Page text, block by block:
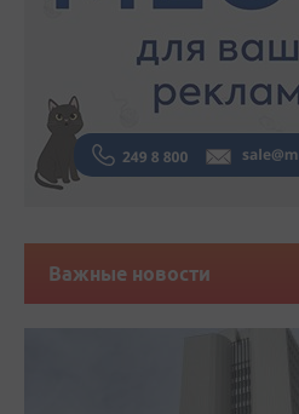
Важные новости